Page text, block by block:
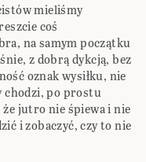
mieliśmy
coś
na samym początku
z dobrą dykcją, bez
oznak wysiłku, nie
chodzi, po prostu
że jutro nie śpiewa i nie
i zobaczyć, czy to nie